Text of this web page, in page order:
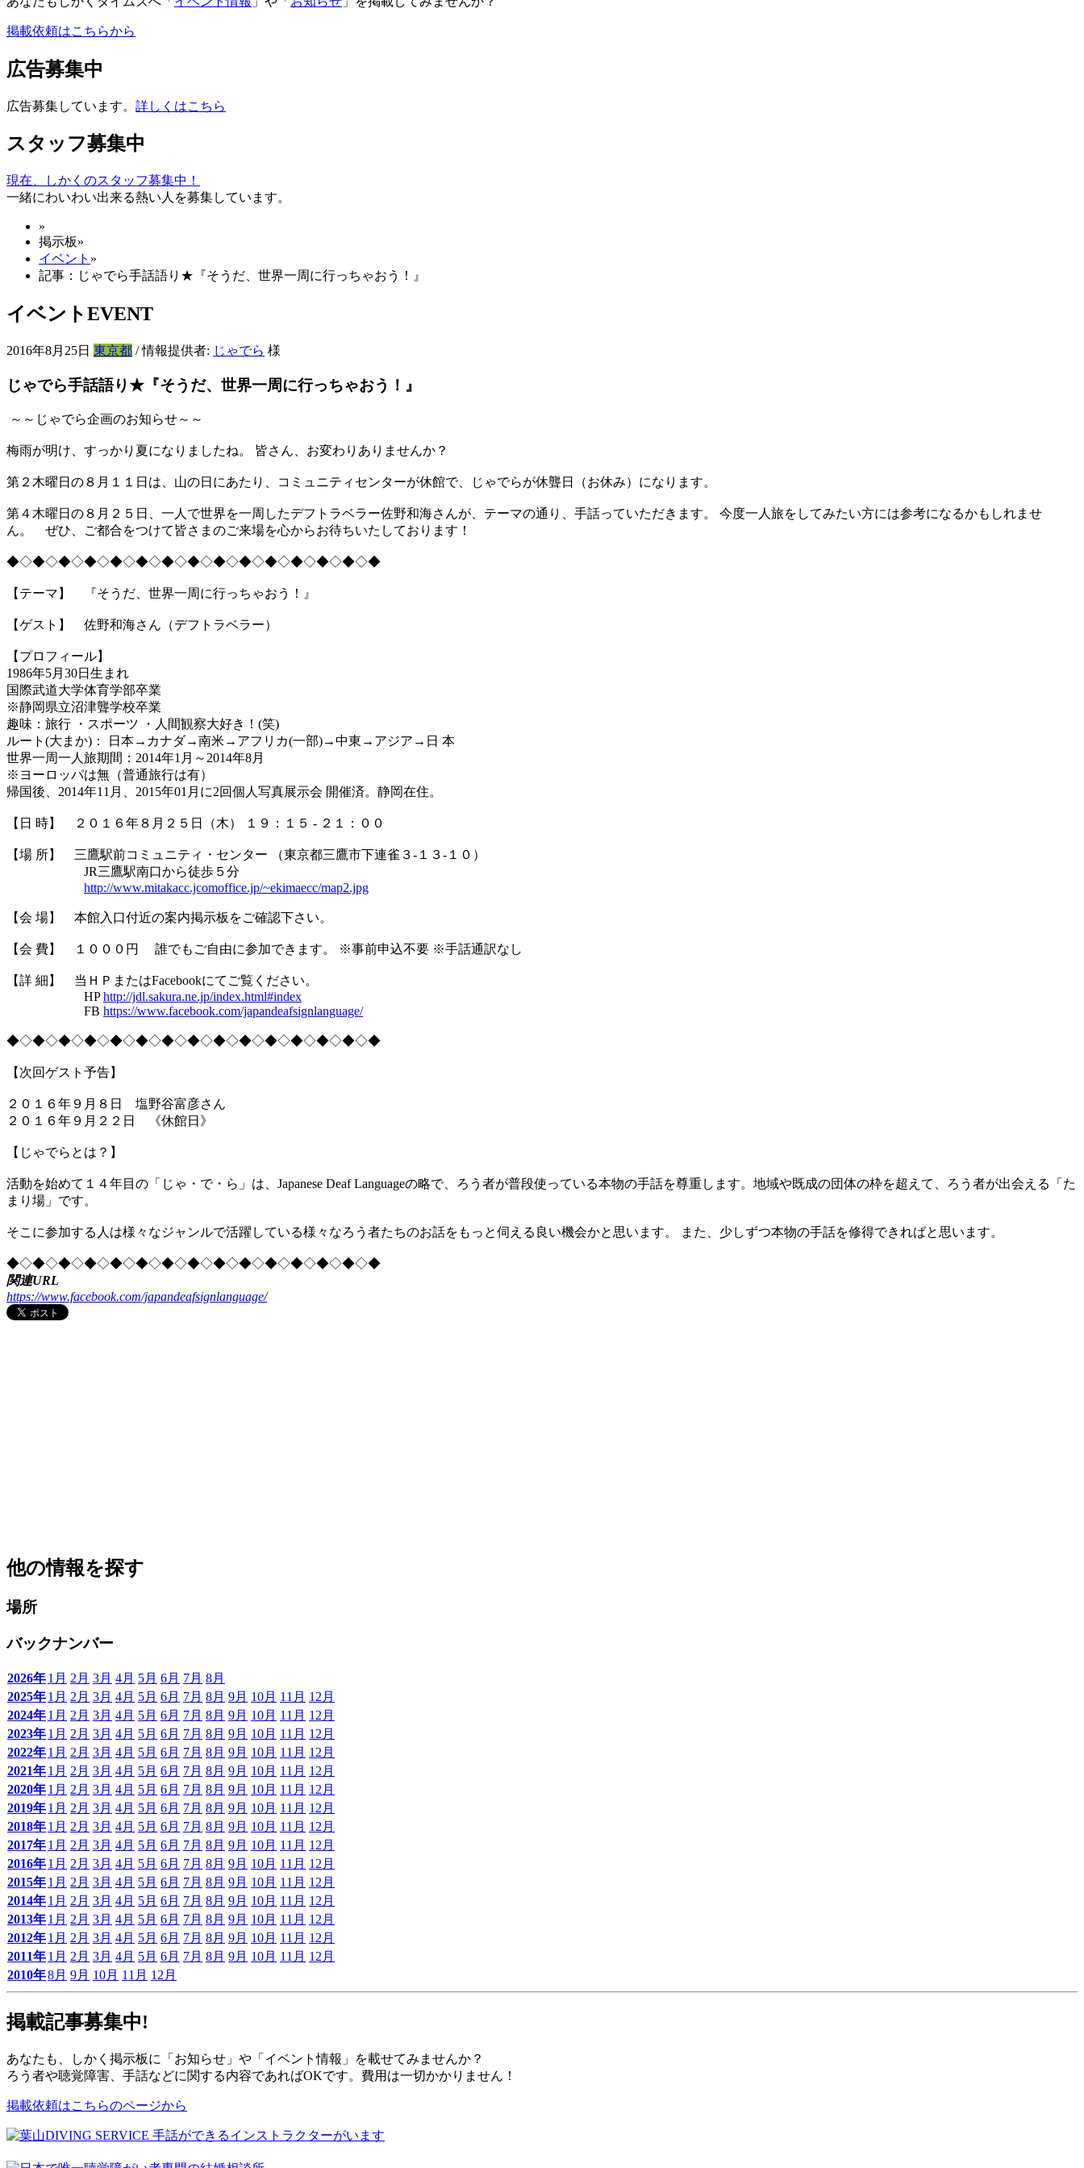
掲載依頼はこちらから
広告募集中
広告募集しています。 詳しくはこちら
スタッフ募集中
現在、しかくのスタッフ募集中！
一緒にわいわい出来る熱い人を募集しています。
»
掲示板»
イベント »
記事：じゃでら手話語り★『そうだ、世界一周に行っちゃおう！』
イベントEVENT
2016年8月25日 東京都 / 情報提供者: じゃでら 様
じゃでら手話語り★『そうだ、世界一周に行っちゃおう！』
～～じゃでら企画のお知らせ～～
梅雨が明け、すっかり夏になりましたね。 皆さん、お変わりありませんか？
第２木曜日の８月１１日は、山の日にあたり、コミュニティセンターが休館で、じゃでらが休聾日（お休み）になります。
第４木曜日の８月２５日、一人で世界を一周したデフトラベラー佐野和海さんが、テーマの通り、手話っていただきます。 今度一人旅をしてみたい方には参考になるかもしれませ
ん。 ぜひ、ご都合をつけて皆さまのご来場を心からお待ちいたしております！
◆◇◆◇◆◇◆◇◆◇◆◇◆◇◆◇◆◇◆◇◆◇◆◇◆◇◆◇◆
【テーマ】 『そうだ、世界一周に行っちゃおう！』
【ゲスト】 佐野和海さん（デフトラベラー）
【プロフィール】
1986年5月30日生まれ
国際武道大学体育学部卒業
※静岡県立沼津聾学校卒業
趣味：旅行 ・スポーツ ・人間観察大好き！(笑)
ルート(大まか)： 日本→カナダ→南米→アフリカ(一部)→中東→アジア→日 本
世界一周一人旅期間：2014年1月～2014年8月
※ヨーロッパは無（普通旅行は有）
帰国後、2014年11月、2015年01月に2回個人写真展示会 開催済。静岡在住。
【日 時】 ２０１６年８月２５日（木） １９：１５ ‐ ２１：００
【場 所】 三鷹駅前コミュニティ・センター （東京都三鷹市下連雀３-１３-１０）
JR三鷹駅南口から徒歩５分
http://www.mitakacc.jcomoffice.jp/~ekimaecc/map2.jpg
【会 場】 本館入口付近の案内掲示板をご確認下さい。
【会 費】 １０００円 誰でもご自由に参加できます。 ※事前申込不要 ※手話通訳なし
【詳 細】 当ＨＰまたはFacebookにてご覧ください。
HPhttp://jdl.sakura.ne.jp/index.html#index
FB https://www.facebook.com/japandeafsignlanguage/
◆◇◆◇◆◇◆◇◆◇◆◇◆◇◆◇◆◇◆◇◆◇◆◇◆◇◆◇◆
【次回ゲスト予告】
２０１６年９月８日 塩野谷富彦さん
２０１６年９月２２日 《休館日》
【じゃでらとは？】
活動を始めて１４年目の「じゃ・で・ら」は、Japanese Deaf Languageの略で、ろう者が普段使っている本物の手話を尊重します。地域や既成の団体の枠を超えて、ろう者が出会える「た
まり場」です。
そこに参加する人は様々なジャンルで活躍している様々なろう者たちのお話をもっと伺える良い機会かと思います。 また、少しずつ本物の手話を修得できればと思います。
◆◇◆◇◆◇◆◇◆◇◆◇◆◇◆◇◆◇◆◇◆◇◆◇◆◇◆◇◆
関連URL
https://www.facebook.com/japandeafsignlanguage/
他の情報を探す
場所
バックナンバー
2026年1月 2月 3月 4月 5月 6月 7月 8月
2025年1月 2月 3月 4月 5月 6月 7月 8月 9月 10月 11月 12月
2024年1月 2月 3月 4月 5月 6月 7月 8月 9月 10月 11月 12月
2023年1月 2月 3月 4月 5月 6月 7月 8月 9月 10月 11月 12月
2022年1月 2月 3月 4月 5月 6月 7月 8月 9月 10月 11月 12月
2021年1月 2月 3月 4月 5月 6月 7月 8月 9月 10月 11月 12月
2020年1月 2月 3月 4月 5月 6月 7月 8月 9月 10月 11月 12月
2019年1月 2月 3月 4月 5月 6月 7月 8月 9月 10月 11月 12月
2018年1月 2月 3月 4月 5月 6月 7月 8月 9月 10月 11月 12月
2017年1月 2月 3月 4月 5月 6月 7月 8月 9月 10月 11月 12月
2016年1月 2月 3月 4月 5月 6月 7月 8月 9月 10月 11月 12月
2015年1月 2月 3月 4月 5月 6月 7月 8月 9月 10月 11月 12月
2014年1月 2月 3月 4月 5月 6月 7月 8月 9月 10月 11月 12月
2013年1月 2月 3月 4月 5月 6月 7月 8月 9月 10月 11月 12月
2012年1月 2月 3月 4月 5月 6月 7月 8月 9月 10月 11月 12月
2011年1月 2月 3月 4月 5月 6月 7月 8月 9月 10月 11月 12月
2010年8月 9月 10月 11月 12月
掲載記事募集中!
あなたも、しかく掲示板に「お知らせ」や「イベント情報」を載せてみませんか？
ろう者や聴覚障害、手話などに関する内容であればOKです。費用は一切かかりません！
掲載依頼はこちらのページから